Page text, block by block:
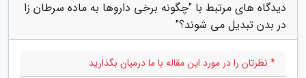
دیدگاه های مرتبط با "چگونه برخی داروها به ماده سرطان زا
در بدن تبدیل می شوند؟"
* نظرتان را در مورد این مقاله با ما درمیان بگذارید